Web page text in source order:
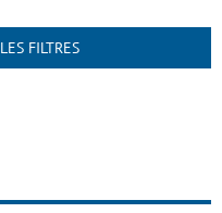
FILTRES